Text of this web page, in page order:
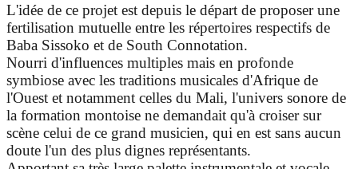
L'idée de ce projet est depuis le départ de proposer une
fertilisation mutuelle entre les répertoires respectifs de
Baba Sissoko et de South Connotation.
Nourri d'influences multiples mais en profonde
symbiose avec les traditions musicales d'Afrique de
l'Ouest et notamment celles du Mali, l'univers sonore de
la formation montoise ne demandait qu'à croiser sur
scène celui de ce grand musicien, qui en est sans aucun
doute l'un des plus dignes représentants.